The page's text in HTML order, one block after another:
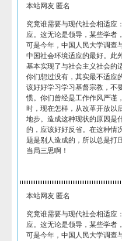
本站网友 匿名
究竟谁需要与现代社会相适应
应。这无论是领导，某些学者
可是今年，中国人民大学调查
中国社会环境适应的最好。此
基本实现了与社会主义社会的适
你们想过没有，其实最不适应
该好好学习学习基督宗教，不
惯。你们曾经是工作作风严谨
时，现在怎样，从改革开放以
地步。造成这种现状的原因是
的，应该好好反省。在这种情
题是别人造成的，所以总是打
当局三思啊！
本站网友 匿名
究竟谁需要与现代社会相适应
应。这无论是领导，某些学者
可是今年，中国人民大学调查